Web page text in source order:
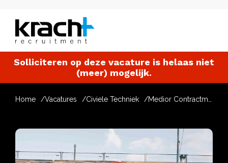
Solliciteren op deze vacature is helaas niet
(meer) mogelijk.
Home Vacatures Civiele Techniek